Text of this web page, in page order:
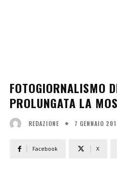
FOTOGIORNALISMO
PROLUNGATA LA
REDAZIONE 7 GENNAIO
Facebook X